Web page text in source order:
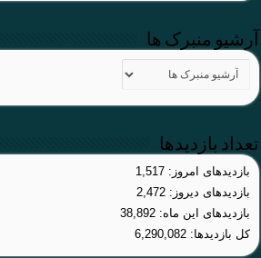
آرشیو منبرک ها
تعداد بازدیدها
بازدیدهای امروز:1,517
بازدیدهای دیروز:2,472
بازدیدهای این ماه:38,892
کل بازدیدها:6,290,082